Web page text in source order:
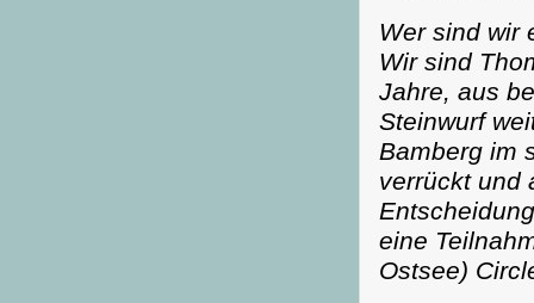
Wer sind wir
Wir sind
Jahre, aus
Steinwurf
Bamberg im
verrückt und
eine
Ostsee)